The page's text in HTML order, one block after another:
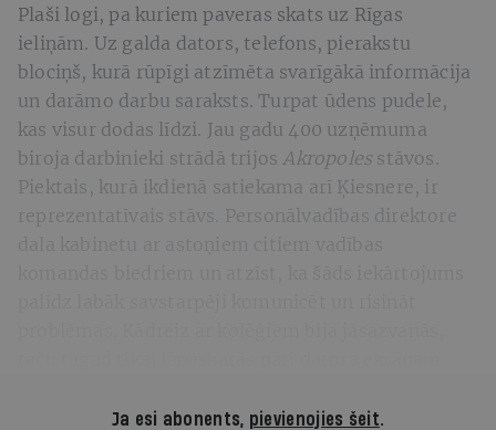
Plaši logi, pa kuriem paveras skats uz Rīgas
ieliņām. Uz galda dators, telefons, pierakstu
blociņš, kurā rūpīgi atzīmēta svarīgākā informācija
un darāmo darbu saraksts. Turpat ūdens pudele,
kas visur dodas līdzi. Jau gadu 400 uzņēmuma
biroja darbinieki strādā trijos Akropoles stāvos.
Piektais, kurā ikdienā satiekama arī Ķiesnere, ir
reprezentatīvais stāvs. Personālvadības direktore
Ja esi abonents, pievienojies šeit.